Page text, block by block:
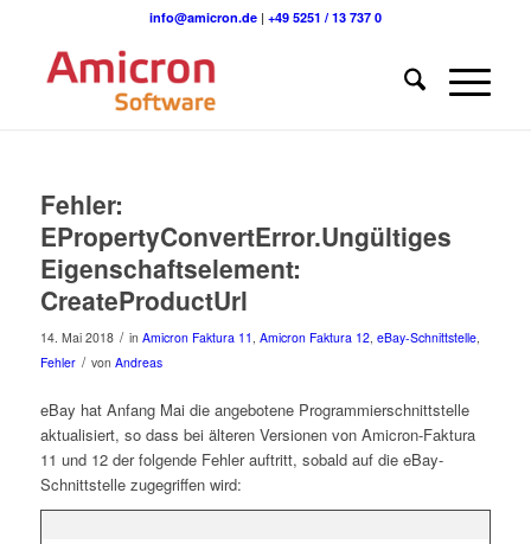
info@amicron.de| +49 5251 / 13 737 0
Fehler:
EPropertyConvertError.Ungültiges
Eigenschaftselement:
CreateProductUrl
14. Mai 2018 / in Amicron Faktura 11 , Amicron Faktura 12, eBay-Schnittstelle,
Fehler / von Andreas
eBay hat Anfang Mai die angebotene Programmierschnittstelle
aktualisiert, so dass bei älteren Versionen von Amicron-Faktura
11 und 12 der folgende Fehler auftritt, sobald auf die eBay-
Schnittstelle zugegriffen wird: